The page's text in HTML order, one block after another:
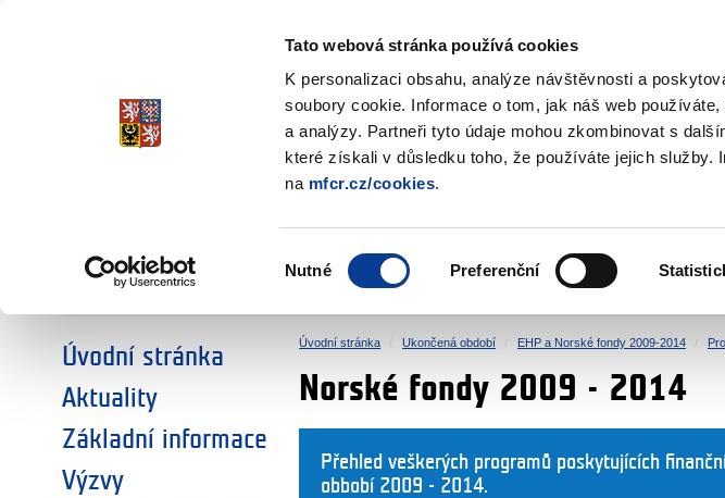
Tato webová stránka používá cookies
K personalizaci obsahu, analýze návštěvnosti a
soubory cookie. Informace o tom, jak náš web
a analýzy. Partneři tyto údaje mohou zkombinovat s
které získali v důsledku toho, že používáte jejich služby.
na mfcr.cz/cookies.
souhlasu
Nutné Preferenční
Fondy EHP a Norska
ZVOLTE SI OBLAST:
SOCIÁLNÍ DIALOG ŽIVOTNÍ PROSTŘEDÍ LIDSKÁ PRÁVA
Úvodní stránka
Aktuality
Základní informace
Výzvy
Úvodní stránka Ukončená období EHP a Norské fondy 2009-2014
Norské fondy 2009 - 2014
Přehled veškerých programů poskytujících
obbobí 2009 - 2014.